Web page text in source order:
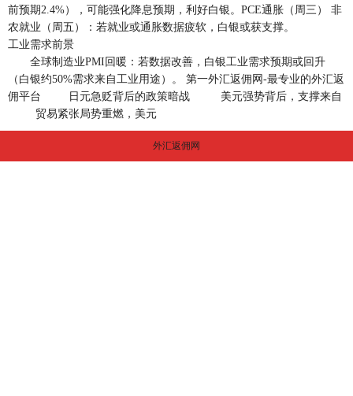
前预期2.4%），可能强化降息预期，利好白银。PCE通胀（周三） 非
农就业（周五）：若就业或通胀数据疲软，白银或获支撑。
工业需求前景
全球制造业PMI回暖：若数据改善，白银工业需求预期或回升
（白银约50%需求来自工业用途）。 第一外汇返佣网-最专业的外汇返
佣平台
日元急贬背后的政策暗战
美元强势背后，支撑来自
贸易紧张局势重燃，美元
外汇返佣网